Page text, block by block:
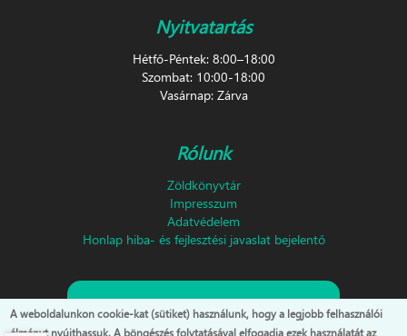
Nyitvatartás
Hétfő-Péntek: 8:00–18:00
Szombat: 10:00-18:00
Vasárnap: Zárva
Rólunk
Zöldkönyvtár
Impresszum
Adatvédelem
Honlap hiba- és fejlesztési javaslat bejelentő
Feliratkozás hírlevélre!
A weboldalunkon cookie-kat (sütiket) használunk, hogy a legjobb felhasználói
élményt nyújthassuk. A böngészés folytatásával elfogadja ezek használatát az